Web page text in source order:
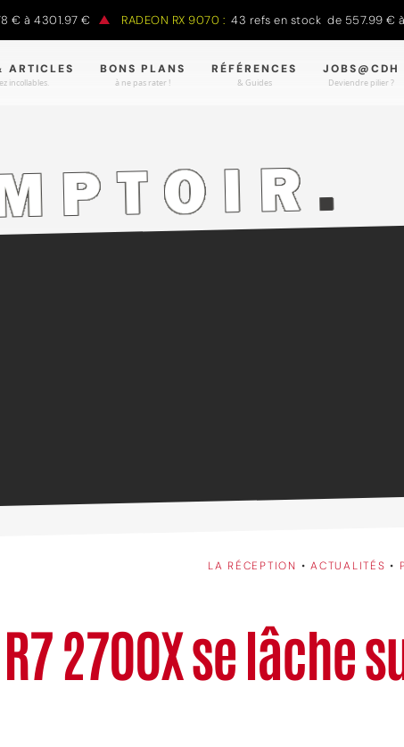
à 4301.97 € RADEON RX 9070 : 43 refs en stock de 557.99 € à
ARTICLES
incollables.
BONS PLANS
à ne pas rater !
RÉFÉRENCES
& Guides
JOBS@CDH
Deviendre pilier ?
LA RÉCEPTION •ACTUALITÉS •
R7 2700X se lâche